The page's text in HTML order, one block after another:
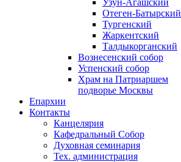
Отеген-Батырский
Тургенский
Жаркентский
Талдыкорганский
Вознесенский собор
Успенский собор
Храм на Патриаршем
подворье Москвы
Епархии
Контакты
Канцелярия
Кафедральный Собор
Духовная семинария
Тех. администрация